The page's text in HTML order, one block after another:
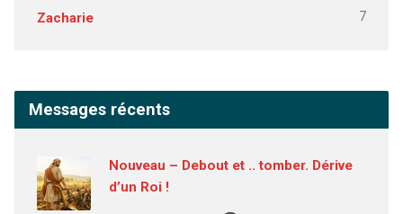
Zacharie 7
Messages récents
Nouveau – Debout et .. tomber. Dérive
d’un Roi !